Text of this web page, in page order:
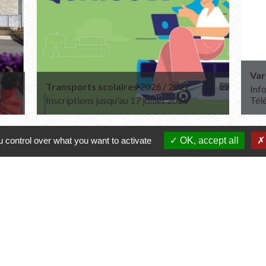
Transports scolaires 2026 / 2027
Inscriptions jusqu'au 17 juillet 2026
over what you want to activate OK, accept all